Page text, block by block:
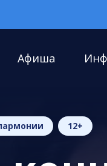
Афиша
12+